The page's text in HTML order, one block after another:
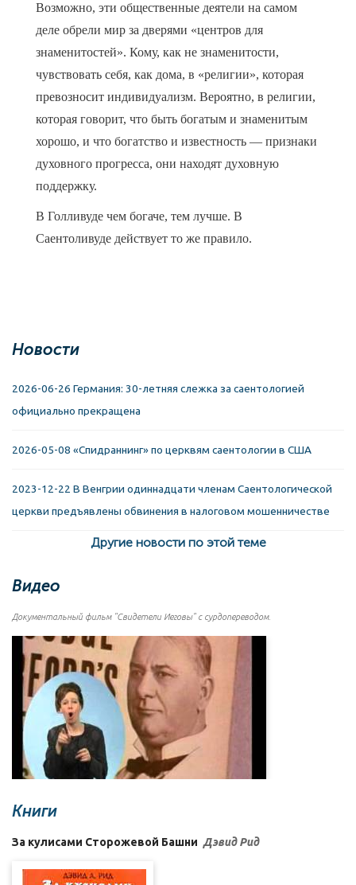
Возможно, эти общественные деятели на самом
деле обрели мир за дверями «центров для
знаменитостей». Кому, как не знаменитости,
чувствовать себя, как дома, в «религии», которая
превозносит индивидуализм. Вероятно, в религии,
которая говорит, что быть богатым и знаменитым
хорошо, и что богатство и известность — признаки
духовного прогресса, они находят духовную
поддержку.
В Голливуде чем богаче, тем лучше. В
Саентоливуде действует то же правило.
Новости
2026-06-26 Германия: 30-летняя слежка за саентологией
официально прекращена
2026-05-08 «Спидраннинг» по церквям саентологии в США
2023-12-22 В Венгрии одиннадцати членам Саентологической
церкви предъявлены обвинения в налоговом мошенничестве
Другие новости по этой теме
Видео
Документальный фильм "Свидетели Иеговы" с сурдопереводом.
Книги
За кулисами Сторожевой Башни Дэвид Рид